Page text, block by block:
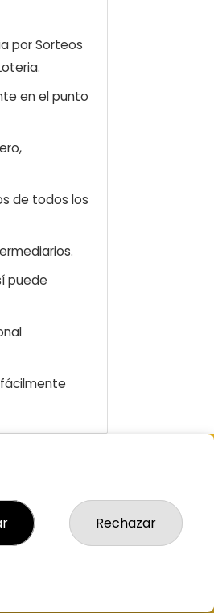
por Sorteos
en el punto
de todos los
puede
Rechazar